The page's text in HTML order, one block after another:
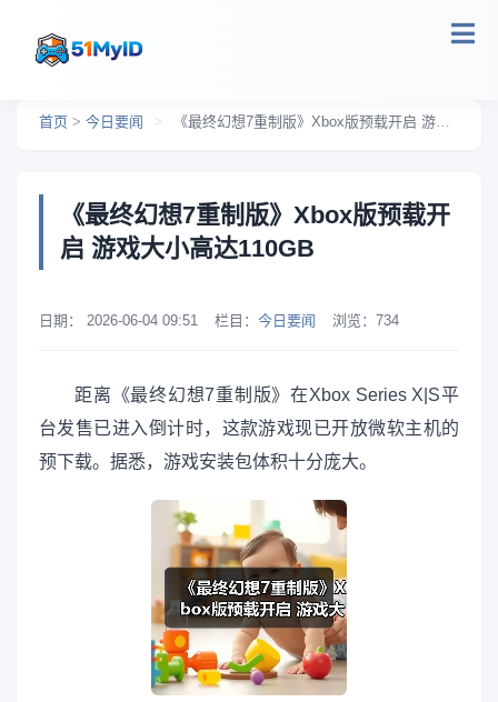
首页 > 今日要闻 > 《最终幻想7重制版》Xbox版预载开启 游戏大小高达110GB
《最终幻想7重制版》Xbox版预载开
启 游戏大小高达110GB
日期： 2026-06-04 09:51 栏目： 今日要闻 浏览： 734
距离《最终幻想7重制版》在Xbox Series X|S平
台发售已进入倒计时，这款游戏现已开放微软主机的
预下载。据悉，游戏安装包体积十分庞大。